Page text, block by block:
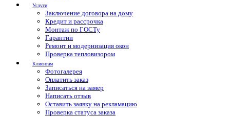
Услуги
Заключение договора на дому
Кредит и рассрочка
Монтаж по ГОСТу
Гарантии
Ремонт и модернизация окон
Проверка тепловизором
Клиентам
Фотогалерея
Оплатить заказ
Записаться на замер
Написать отзыв
Оставить заявку на рекламацию
Проверка статуса заказа